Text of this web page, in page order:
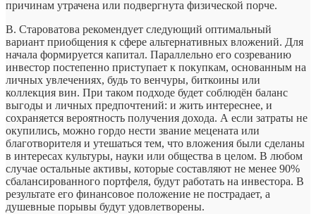
причинам утрачена или подвергнута физической порче.
В. Староватова рекомендует следующий оптимальный
вариант приобщения к сфере альтернативных вложений. Для
начала формируется капитал. Параллельно его созреванию
инвестор постепенно приступает к покупкам, основанным на
личных увлечениях, будь то венчуры, биткоины или
коллекция вин. При таком подходе будет соблюдён баланс
выгоды и личных предпочтений: и жить интереснее, и
сохраняется вероятность получения дохода. А если затраты не
окупились, можно гордо нести звание мецената или
благотворителя и утешаться тем, что вложения были сделаны
в интересах культуры, науки или общества в целом. В любом
случае остальные активы, которые составляют не менее 90%
сбалансированного портфеля, будут работать на инвестора. В
результате его финансовое положение не пострадает, а
душевные порывы будут удовлетворены.